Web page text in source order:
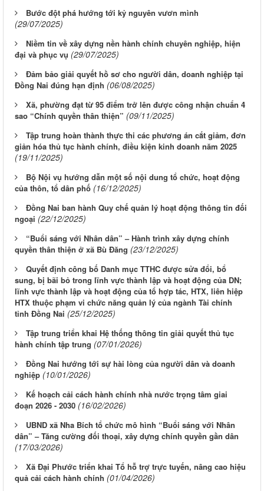
Bước đột phá hướng tới kỷ nguyên vươn mình
(29/07/2025)
Niềm tin về xây dựng nền hành chính chuyên nghiệp, hiện
đại và phục vụ (29/07/2025)
Đảm bảo giải quyết hồ sơ cho người dân, doanh nghiệp tại
Đồng Nai đúng hạn định (06/08/2025)
Xã, phường đạt từ 95 điểm trở lên được công nhận chuẩn 4
sao “Chính quyền thân thiện” (09/11/2025)
Tập trung hoàn thành thực thi các phương án cắt giảm, đơn
giản hóa thủ tục hành chính, điều kiện kinh doanh năm 2025
(19/11/2025)
Bộ Nội vụ hướng dẫn một số nội dung tổ chức, hoạt động
của thôn, tổ dân phố (16/12/2025)
Đồng Nai ban hành Quy chế quản lý hoạt động thông tin đối
ngoại (22/12/2025)
“Buổi sáng với Nhân dân” – Hành trình xây dựng chính
quyền thân thiện ở xã Bù Đăng (23/12/2025)
Quyết định công bố Danh mục TTHC được sửa đổi, bổ
sung, bị bãi bỏ trong lĩnh vực thành lập và hoạt động của DN;
lĩnh vực thành lập và hoạt động của tổ hợp tác, HTX, liên hiệp
HTX thuộc phạm vi chức năng quản lý của ngành Tài chính
tỉnh Đồng Nai (25/12/2025)
Tập trung triển khai Hệ thống thông tin giải quyết thủ tục
hành chính tập trung (07/01/2026)
Đồng Nai hướng tới sự hài lòng của người dân và doanh
nghiệp (10/01/2026)
Kế hoạch cải cách hành chính nhà nước trọng tâm giai
đoạn 2026 - 2030 (16/02/2026)
UBND xã Nha Bích tổ chức mô hình “Buổi sáng với Nhân
dân” – Tăng cường đối thoại, xây dựng chính quyền gần dân
(17/03/2026)
Xã Đại Phước triển khai Tổ hỗ trợ trực tuyến, nâng cao hiệu
quả cải cách hành chính (01/04/2026)